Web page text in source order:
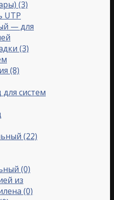
(3)
UTP
— для
(3)
(8)
систем
(22)
(0)
из
(0)